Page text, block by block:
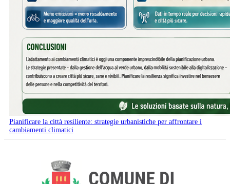
Pianificare la città resiliente: strategie urbanistiche per affrontare i
cambiamenti climatici